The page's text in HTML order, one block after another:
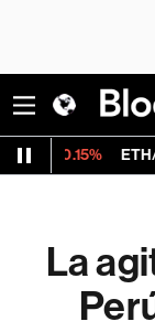
ETH/USD 1,874.153
La